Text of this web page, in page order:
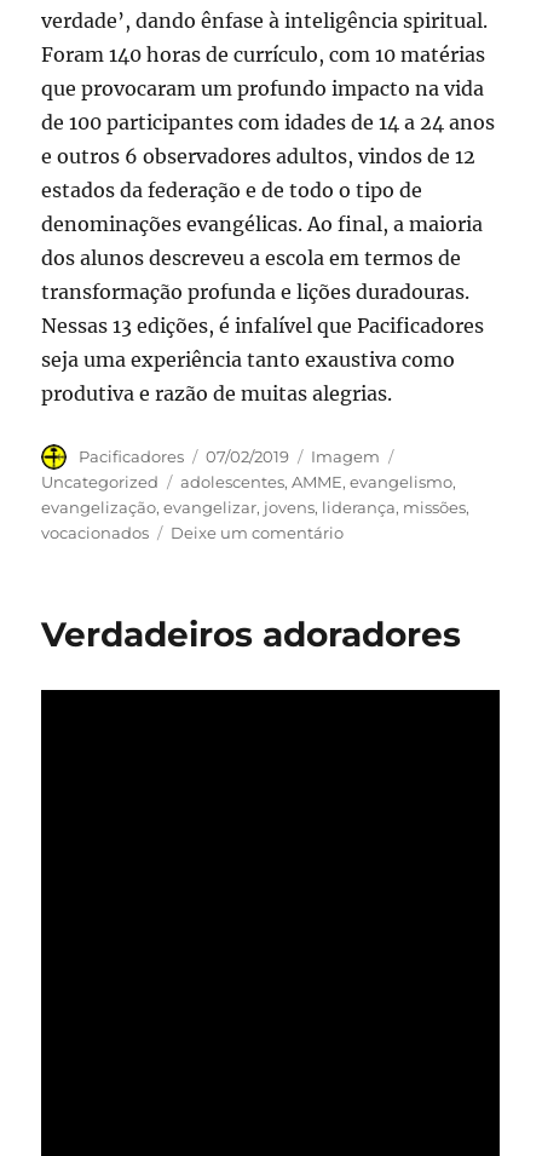
verdade’, dando ênfase à inteligência spiritual.
Foram 140 horas de currículo, com 10 matérias
que provocaram um profundo impacto na vida
de 100 participantes com idades de 14 a 24 anos
e outros 6 observadores adultos, vindos de 12
estados da federação e de todo o tipo de
denominações evangélicas. Ao final, a maioria
dos alunos descreveu a escola em termos de
transformação profunda e lições duradouras.
Nessas 13 edições, é infalível que Pacificadores
seja uma experiência tanto exaustiva como
produtiva e razão de muitas alegrias.
Autor
Pacificadores
Publicado
em
07/02/2019 Formato
Imagem
Uncategorized
Tags
adolescentes,AMME,evangelismo,
evangelização,evangelizar, jovens, liderança, missões,
vocacionados
Deixe um comentárioem
Visão
Verdadeiros adoradores